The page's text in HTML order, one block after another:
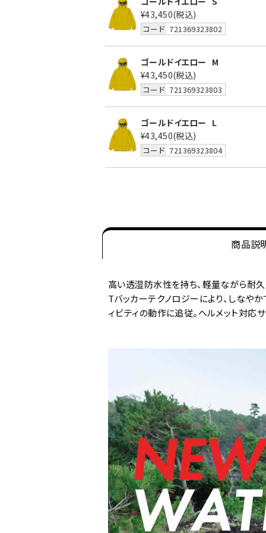
¥43,450(税込)
コード 721369323802
ゴールドイエロー M
¥43,450(税込)
コード 721369323803
ゴールドイエロー L
¥43,450(税込)
コード 721369323804
商品説
高い透湿防水性を持ち、軽量ながら耐久
Tバッカーテクノロジーにより、しなや
ィビティの動作に追従。ヘルメット対応